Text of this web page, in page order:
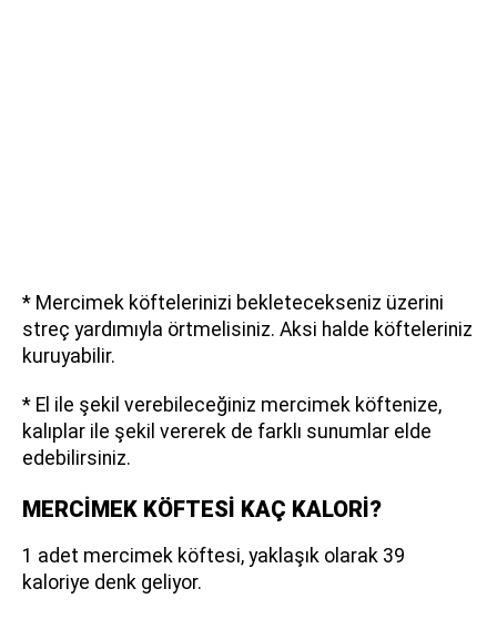
* Mercimek köftelerinizi bekletecekseniz üzerini
streç yardımıyla örtmelisiniz. Aksi halde köfteleriniz
kuruyabilir.
* El ile şekil verebileceğiniz mercimek köftenize,
kalıplar ile şekil vererek de farklı sunumlar elde
edebilirsiniz.
MERCİMEK KÖFTESİ KAÇ KALORİ?
1 adet mercimek köftesi, yaklaşık olarak 39
kaloriye denk geliyor.